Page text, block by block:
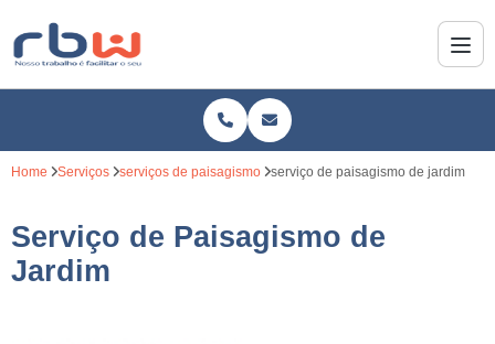
Home Serviços serviços de paisagismo serviço de paisagismo de jardim
Serviço de Paisagismo de
Jardim